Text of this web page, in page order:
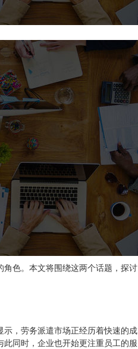
色。本文将围绕这两个话题，探讨
，劳务派遣市场正经历着快速的成
同时，企业也开始更注重员工的服